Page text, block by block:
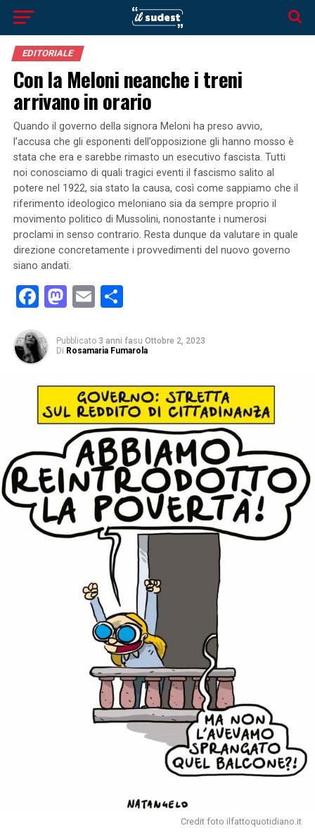
EDITORIALE
Con la Meloni neanche i treni
arrivano in orario
Quando il governo della signora Meloni ha preso avvio,
l’accusa che gli esponenti dell’opposizione gli hanno mosso è
stata che era e sarebbe rimasto un esecutivo fascista. Tutti
noi conosciamo di quali tragici eventi il fascismo salito al
potere nel 1922, sia stato la causa, così come sappiamo che il
riferimento ideologico meloniano sia da sempre proprio il
movimento politico di Mussolini, nonostante i numerosi
proclami in senso contrario. Resta dunque da valutare in quale
direzione concretamente i provvedimenti del nuovo governo
siano andati.
Facebook
Mastodon
EmailCondividi
Pubblicato 3 anni fasu Ottobre 2, 2023
Di Rosamaria Fumarola
Credit foto ilfattoquotidiano.it